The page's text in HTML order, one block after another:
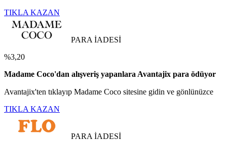
TIKLA KAZAN
PARA İADESİ
%3,20
Madame Coco'dan alışveriş yapanlara Avantajix para ödüyor
Avantajix'ten tıklayıp Madame Coco sitesine gidin ve gönlünüzce
TIKLA KAZAN
PARA İADESİ